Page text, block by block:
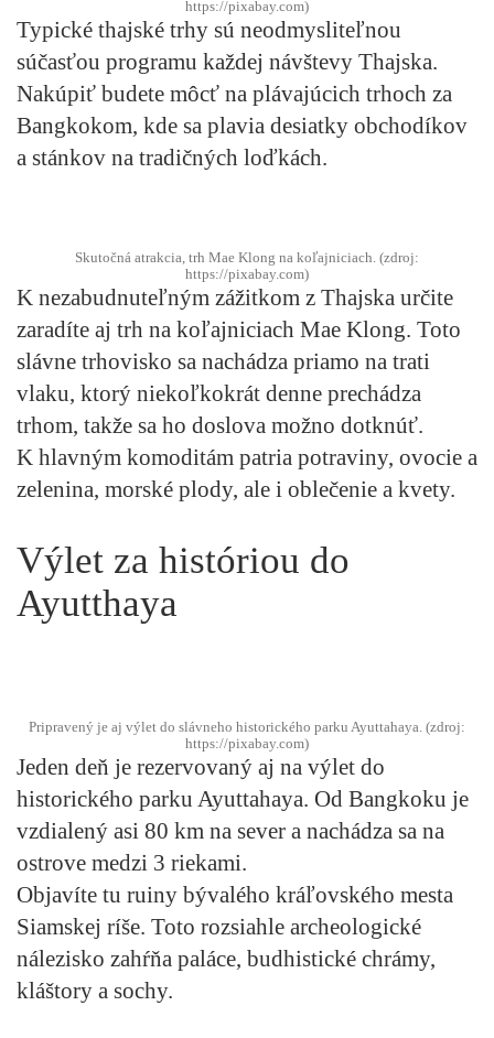
https://pixabay.com)
Typické thajské trhy sú neodmysliteľnou
súčasťou programu každej návštevy Thajska.
Nakúpiť budete môcť na plávajúcich trhoch za
Bangkokom, kde sa plavia desiatky obchodíkov
a stánkov na tradičných loďkách.
Skutočná atrakcia, trh Mae Klong na koľajniciach. (zdroj:
https://pixabay.com)
K nezabudnuteľným zážitkom z Thajska určite
zaradíte aj trh na koľajniciach Mae Klong. Toto
slávne trhovisko sa nachádza priamo na trati
vlaku, ktorý niekoľkokrát denne prechádza
trhom, takže sa ho doslova možno dotknúť.
K hlavným komoditám patria potraviny, ovocie a
zelenina, morské plody, ale i oblečenie a kvety.
Výlet za históriou do
Ayutthaya
Pripravený je aj výlet do slávneho historického parku Ayuttahaya. (zdroj:
https://pixabay.com)
Jeden deň je rezervovaný aj na výlet do
historického parku Ayuttahaya. Od Bangkoku je
vzdialený asi 80 km na sever a nachádza sa na
ostrove medzi 3 riekami.
Objavíte tu ruiny bývalého kráľovského mesta
Siamskej ríše. Toto rozsiahle archeologické
nálezisko zahŕňa paláce, budhistické chrámy,
kláštory a sochy.